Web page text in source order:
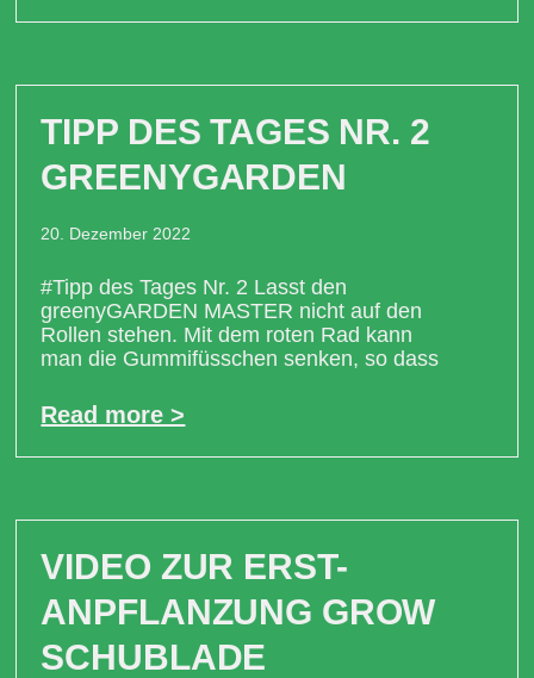
TIPP DES TAGES NR. 2
GREENYGARDEN
20. Dezember 2022
#Tipp des Tages Nr. 2 Lasst den
greenyGARDEN MASTER nicht auf den
Rollen stehen. Mit dem roten Rad kann
man die Gummifüsschen senken, so dass
Read more >
VIDEO ZUR ERST-
ANPFLANZUNG GROW
SCHUBLADE